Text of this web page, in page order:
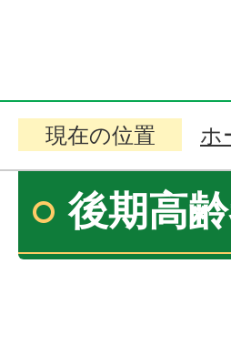
現在の位置 ホ
後期高